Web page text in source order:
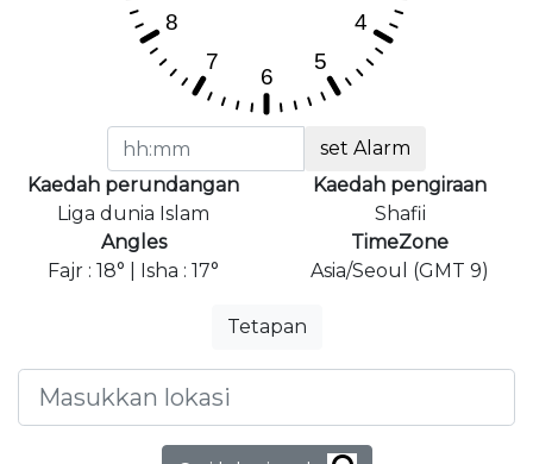
set Alarm
Kaedah perundangan
Liga dunia Islam
Kaedah pengiraan
Shafii
Angles
Fajr : 18° | Isha : 17°
TimeZone
Asia/Seoul (GMT 9)
Tetapan